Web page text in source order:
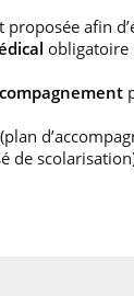
proposée afin
obligatoire